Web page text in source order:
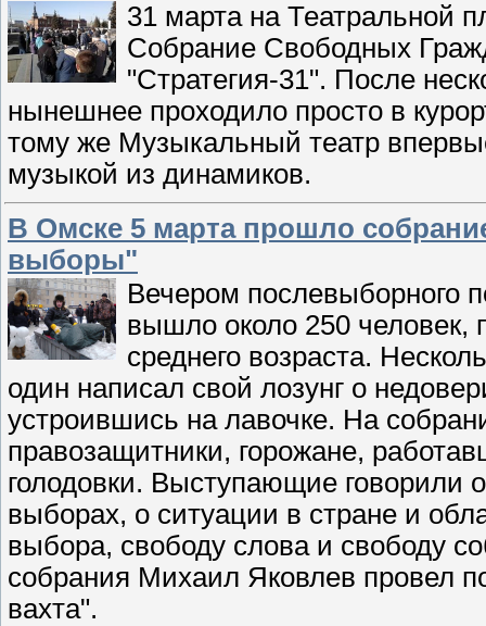
31 марта на Театральной
Собрание Свободных
"Стратегия-31". После
нынешнее проходило просто в
тому же Музыкальный театр
музыкой из динамиков.
В Омске 5 марта прошло
выборы"
Вечером послевыборного
вышло около 250
среднего возраста.
один написал свой лозунг о
устроившись на лавочке. На
правозащитники, горожане,
голодовки. Выступающие
выборах, о ситуации в стране и
выбора, свободу слова и свободу
собрания Михаил Яковлев провел
вахта".